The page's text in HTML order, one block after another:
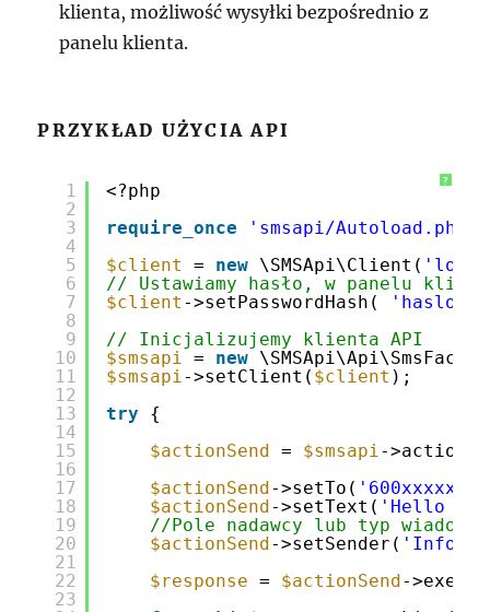
klienta, możliwość wysyłki bezpośrednio z
panelu klienta.
PRZYKŁAD UŻYCIA API
?
1
2
3
4
5
6
7
8
9
10
11
12
13
14
15
16
17
18
19
20
21
22
23
<?php
require_once
'smsapi/Autoload.php'
$client
= new \SMSApi\Client(
// Ustawiamy hasło, w panelu
$client ->setPasswordHash(
'haslo w
// Inicjalizujemy klienta API
$smsapi
= new
$smsapi->setClient( $client );
try
{
$actionSend
= $smsapi-
$actionSend->setTo( '600xxxxxx'
$actionSend->setText( 'Hello
//Pole nadawcy lub typ
$actionSend->setSender( 'Info'
$response
= $actionSend-